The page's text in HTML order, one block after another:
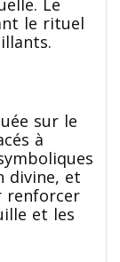
Le
le rituel
sur le
à
divine, et
renforcer
et les